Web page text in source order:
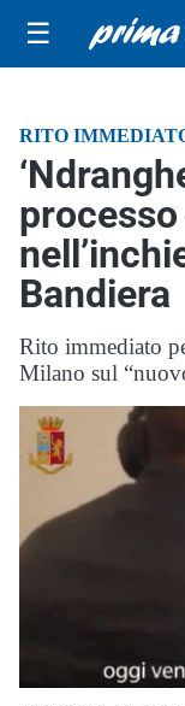
☰
RITO
Bandiera
Rito immediato
Milano sul